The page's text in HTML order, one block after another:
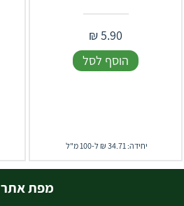
5.90
₪
הוסף לסל
יחידה: 34.71 ₪ ל-100 מ"ל
מפת אתר